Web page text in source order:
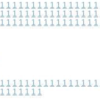
1 1 1 1 1 1 1 1 1 1 1 1 1 1 1 1
1 1 1 1 1 1 1 1 1 1 1 1 1 1 1 1
1 1 1 1 1 1 1 1 1 1 1 1 1 1 1 1
1 1 1 1 1 1 1 1 1 1 1 1 1 1 1 1
1 1 1 1 1 1 1